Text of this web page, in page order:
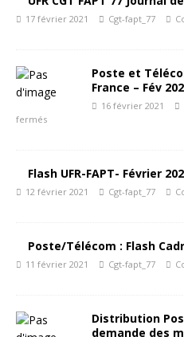
17 février 2021 Cgt-fapt_77
Poste et
France – Fév
16 février 2021
fermés
Flash UFR-FAPT- Février
12 février 2021 Cgt-fapt_77
Poste/Télécom : Flash
11 février 2021 Cgt-fapt_77
Distribution
demande des